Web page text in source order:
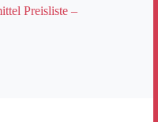
Preisliste –